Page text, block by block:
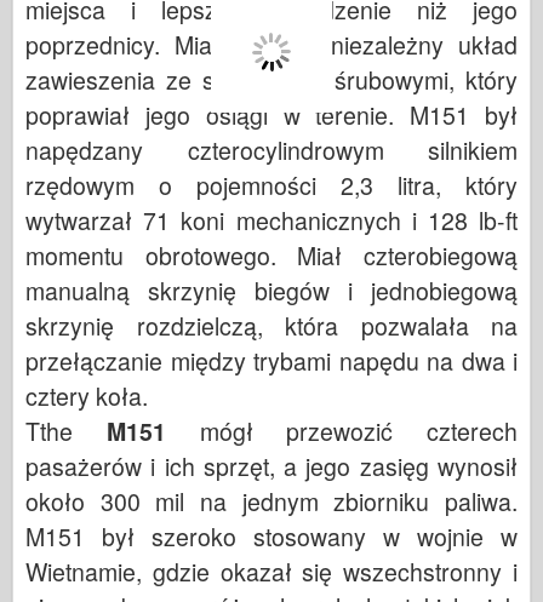
miejsca i lepsze prowadzenie niż jego
poprzednicy. Miał również niezależny układ
zawieszenia ze sprężynami śrubowymi, który
poprawiał jego osiągi w terenie. M151 był
napędzany czterocylindrowym silnikiem
rzędowym o pojemności 2,3 litra, który
wytwarzał 71 koni mechanicznych i 128 lb-ft
momentu obrotowego. Miał czterobiegową
manualną skrzynię biegów i jednobiegową
skrzynię rozdzielczą, która pozwalała na
przełączanie między trybami napędu na dwa i
cztery koła.
Tthe M151 mógł przewozić czterech
pasażerów i ich sprzęt, a jego zasięg wynosił
około 300 mil na jednym zbiorniku paliwa.
M151 był szeroko stosowany w wojnie w
Wietnamie, gdzie okazał się wszechstronny i